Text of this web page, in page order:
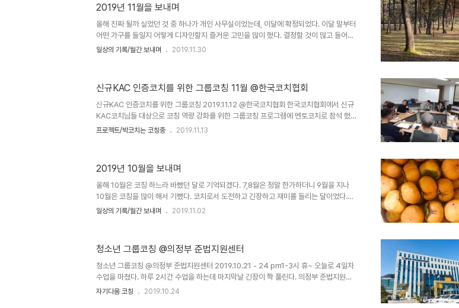
서 전화로 만났지만 합격 발표를 볼때 무척 뿌듯했다. 블루밍경영연구소에서 를 함께 운영
했다. 내년 2월까지 앵콜이 지속되는 중. 정말 값진 경험을 하는 중이다. 올해 초에 온라인
스터..
2019년 11월을 보내며
올해 진짜 될까 싶었던 것 중 하나가 개인 사무실이었는데, 이달에 확정되었다. 이달 말부터
어떤 가구를 들일지 어떻게 디자인할지 즐거운 고민을 많이 했다. 결정할 것이 많고 들어갈
비용이 많아서 걱정도 되지만 매우 행복하다. [코칭/강의/프로젝트] 두가지 프로젝트를 마
칭을 성공적으로 마쳤다. 5명의 코치, 10명의 고객, 50회의 코칭 세션, 2회의 오프라인 만
남이 있었다. 내년에도 내가 진행할 기회가 온다면 좋겠다. KAC, KPC 도전하는 코치님..
일상의 기록/월간 보내며 2019.11.30
신규KAC 인증코치를 위한 그룹코칭 11월 @한국코치협회
신규KAC 인증코치를 위한 그룹코칭 2019.11.12 @한국코치협회 한국코치협회에서 신규
KAC코치님들 대상으로 코칭 역량 강화를 위한 그룹코칭 프로그램에 멘토코치로 참석 했어
요. 차미애 역량강화위원장님의 진행으로 김철 코치님과 함께 했습니다. 인증 코치가 되었
것이 어떤 의미인가를 탐구하여 가 될까를 탐구하였어요. 결국 '경청'의 키워드가 나오게 되
었네요. 이 경청을 내 생활에 어떻게 적용할지를 나누며 코치로서의 실행을 다짐하였습니
다. 오늘도..
프로젝트/박코치는 코칭중 2019.11.13
2019년 10월을 보내며
올해 10월은 코칭 하느라 바빴던 달로 기억되겠다. 7,8월은 정말 한가하더니 9월을 지나
10월은 코칭을 많이 해서 기뻤다. 코치로서 도전하고 긴장하고 재미를 들리는 달이었다.
[독서] 강 팀장을 변화시킨 열 번의 코칭 국내도서 저자 : 박창규,권경숙 출판 : 학지사
을 갖게 된다. 20대 초반의 학생들과 만나는 시간을 애써 코칭이라는 단어를 쓰기보단 신나
게 수다를 나눈다는 마음을 갖고 있다. 군대상 멘토코칭을 전화로 진행한다. 4명의 장교와
..
일상의 기록/월간 보내며 2019.11.02
청소년 그룹코칭 @의정부 준법지원센터
청소년 그룹코칭 @의정부 준법지원센터 2019.10.21 - 24 pm1-3시 휴~ 오늘로 4일차
수업을 마쳤다. 하루 2시간 수업을 하는데 마지막날 긴장이 쫙 풀린다. 의정부 준법지원센
터 보호관찰 청소년 대상으로 그룹코칭 수업을 운영했다. 처음 의뢰를 준 선생님도 코치가
자기다움 코칭 2019.10.24